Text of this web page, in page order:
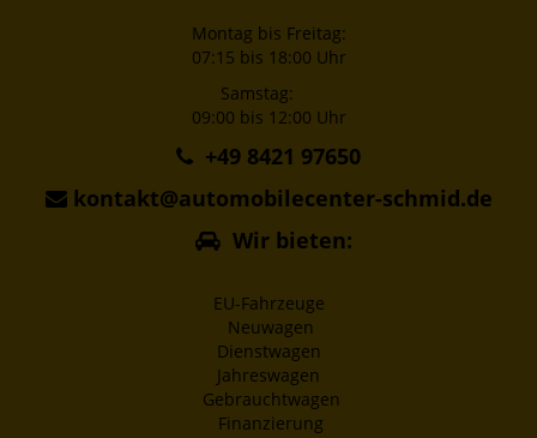
Montag bis Freitag:
07:15 bis 18:00 Uhr
Samstag:
09:00 bis 12:00 Uhr
+49 8421 97650
kontakt@automobilecenter-schmid.de
Wir bieten:
EU-Fahrzeuge
Neuwagen
Dienstwagen
Jahreswagen
Gebrauchtwagen
Finanzierung